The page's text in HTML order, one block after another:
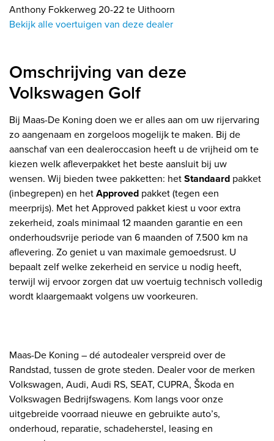
Anthony Fokkerweg 20-22 te Uithoorn
Bekijk alle voertuigen van deze dealer
Omschrijving van deze
Volkswagen Golf
Bij Maas-De Koning doen we er alles aan om uw rijervaring
zo aangenaam en zorgeloos mogelijk te maken. Bij de
aanschaf van een dealeroccasion heeft u de vrijheid om te
kiezen welk afleverpakket het beste aansluit bij uw
wensen. Wij bieden twee pakketten: hetStandaard pakket
(inbegrepen) en hetApproved pakket (tegen een
meerprijs). Met het Approved pakket kiest u voor extra
zekerheid, zoals minimaal 12 maanden garantie en een
onderhoudsvrije periode van 6 maanden of 7.500 km na
aflevering. Zo geniet u van maximale gemoedsrust. U
bepaalt zelf welke zekerheid en service u nodig heeft,
terwijl wij ervoor zorgen dat uw voertuig technisch volledig
wordt klaargemaakt volgens uw voorkeuren.
Maas-De Koning – dé autodealer verspreid over de
Randstad, tussen de grote steden. Dealer voor de merken
Volkswagen, Audi, Audi RS, SEAT, CUPRA, Škoda en
Volkswagen Bedrijfswagens. Kom langs voor onze
uitgebreide voorraad nieuwe en gebruikte auto’s,
onderhoud, reparatie, schadeherstel, leasing en